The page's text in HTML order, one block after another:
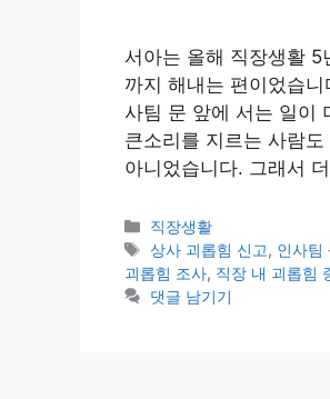
서아는 올해 직장생활
까지 해내는 편이었습
사팀 문 앞에 서는 일이
큰소리를 지르는 사람
아니었습니다. 그래서
카
테
고
리
직장생활
태
그
상사 괴롭힘 신고, 인사팀
괴롭힘 조사, 직장 내 괴롭힘
댓글 남기기